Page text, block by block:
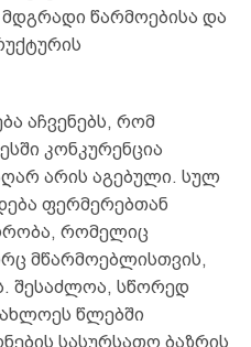
წარმოებისა და
აჩვენებს, რომ
კონკურენცია
არის აგებული. სულ
ფერმერებთან
რომელიც
მწარმოებლისთვის,
შესაძლოა, სწორედ
წლებში
სასურსათო ბაზრის